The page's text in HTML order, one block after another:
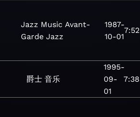
Jazz Music Avant-
Garde Jazz
1987-
10-01
7:52
爵士 音乐
1995-
09-
01
7:38